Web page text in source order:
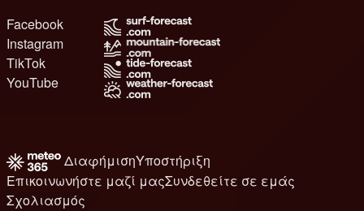
Facebook
Instagram
TikTok
YouTube
ΔιαφήμισηΥποστήριξη
Επικοινωνήστε μαζί μαςΣυνδεθείτε σε εμάς
Σχολιασμός